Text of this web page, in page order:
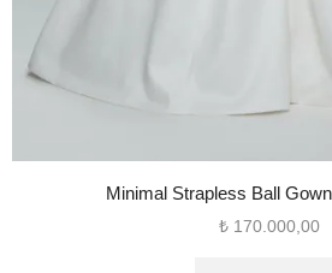
Minimal Strapless Ball
₺ 170.000,00